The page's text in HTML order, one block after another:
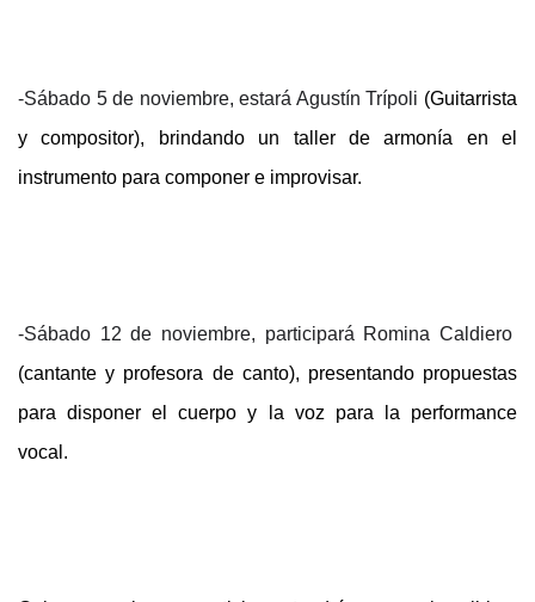
-Sábado 5 de noviembre, estará Agustín Trípoli (Guitarrista
y compositor), brindando un taller de armonía en el
instrumento para componer e improvisar.
-Sábado 12 de noviembre, participará Romina Caldiero
(cantante y profesora de canto), presentando propuestas
para disponer el cuerpo y la voz para la performance
vocal.